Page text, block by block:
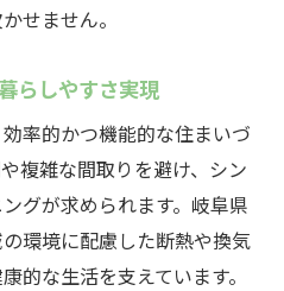
せません。
らしやすさ実現
率的かつ機能的な住まいづ
複雑な間取りを避け、シン
グが求められます。岐阜県
環境に配慮した断熱や換気
的な生活を支えています。